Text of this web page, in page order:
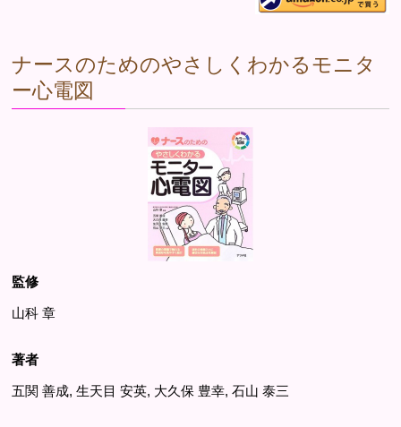
ナースのためのやさしくわかるモニタ
ー心電図
監修
山科 章
著者
五関 善成, 生天目 安英, 大久保 豊幸, 石山 泰三